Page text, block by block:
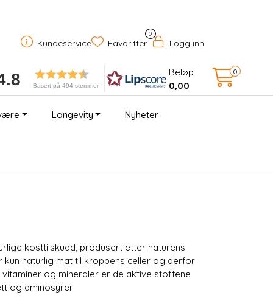
Kundeservice
0
Favoritter Logg inn
Basert på 494 stemmer
Beløp
0,00
0
Longevity Nyheter
kosttilskudd, produsert etter naturens
kun naturlig mat til kroppens celler og derfor
og mineraler er de aktive stoffene
og aminosyrer.